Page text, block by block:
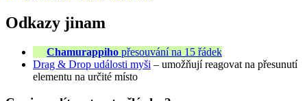
Odkazy jinam
Chamurappiho přesouvání na 15 řádek
Drag & Drop události myši – umožňují reagovat na přesunutí
elementu na určité místo